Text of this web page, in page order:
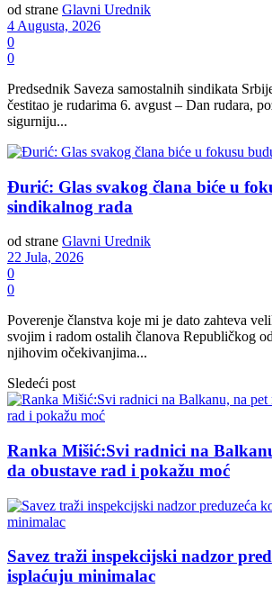
od strane Glavni Urednik
4 Augusta, 2026
0
0
Predsednik Saveza samostalnih sindikata
čestitao je rudarima 6. avgust – Dan rudara,
sigurniju...
Đurić: Glas svakog člana biće u
sindikalnog rada
od strane Glavni Urednik
22 Jula, 2026
0
0
Poverenje članstva koje mi je dato zahteva
svojim i radom ostalih članova Republičkog
njihovim očekivanjima...
Sledeći post
Ranka Mišić:Svi radnici na
da obustave rad i pokažu moć
Savez traži inspekcijski nadzor
isplaćuju minimalac